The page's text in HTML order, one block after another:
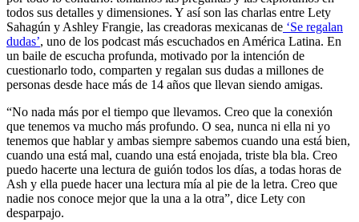
todos sus detalles y dimensiones. Y así son las charlas entre Lety
Sahagún y Ashley Frangie, las creadoras mexicanas de ‘Se regalan
dudas’, uno de los podcast más escuchados en América Latina. En
un baile de escucha profunda, motivado por la intención de
cuestionarlo todo, comparten y regalan sus dudas a millones de
personas desde hace más de 14 años que llevan siendo amigas.
“No nada más por el tiempo que llevamos. Creo que la conexión
que tenemos va mucho más profundo. O sea, nunca ni ella ni yo
tenemos que hablar y ambas siempre sabemos cuando una está bien,
cuando una está mal, cuando una está enojada, triste bla bla. Creo
puedo hacerte una lectura de guión todos los días, a todas horas de
Ash y ella puede hacer una lectura mía al pie de la letra. Creo que
nadie nos conoce mejor que la una a la otra”, dice Lety con
desparpajo.